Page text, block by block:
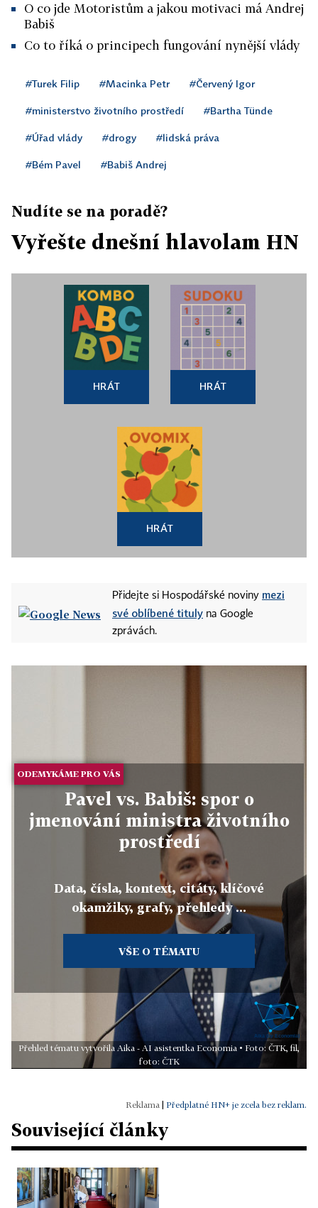
O co jde Motoristům a jakou motivaci má Andrej
Babiš
Co to říká o principech fungování nynější vlády
#Turek Filip #Macinka Petr #Červený Igor
#ministerstvo životního prostředí #Bartha Tünde
#Úřad vlády #drogy #lidská práva
#Bém Pavel #Babiš Andrej
Nudíte se na poradě?
Vyřešte dnešní hlavolam HN
HRÁT HRÁT
HRÁT
Přidejte si Hospodářské noviny mezi
své oblíbené tituly na Google
zprávách.
ODEMYKÁME PRO VÁS
Pavel vs. Babiš: spor o
jmenování ministra životního
prostředí
Data, čísla, kontext, citáty, klíčové
okamžiky, grafy, přehledy ...
VŠE O TÉMATU
Přehled tématu vytvořila Aika - AI asistentka Economia • Foto: ČTK, fil,
foto: ČTK
Předplatné HN+ je zcela bez reklam.
Související články